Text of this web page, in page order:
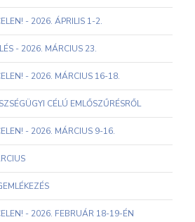
- 2026. ÁPRILIS 1-2.
- 2026. MÁRCIUS 23.
- 2026. MÁRCIUS 16-18.
CÉLÚ EMLŐSZŰRÉSRŐL
- 2026. MÁRCIUS 9-16.
- 2026. FEBRUÁR 18-19-ÉN